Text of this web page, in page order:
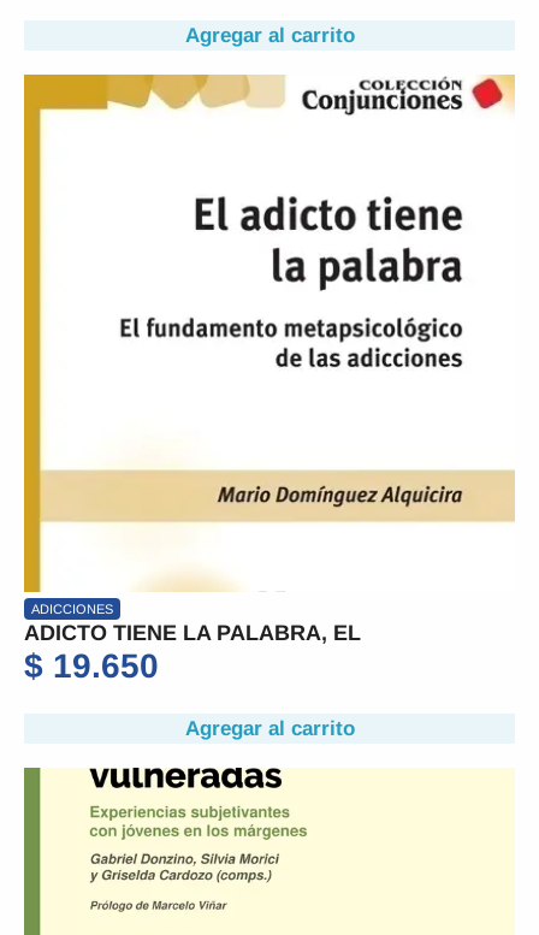
Agregar al carrito
ADICCIONES
ADICTO TIENE LA PALABRA, EL
$ 19.650
Agregar al carrito